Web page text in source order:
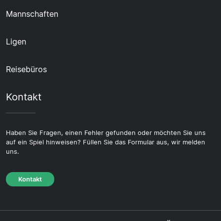
Mannschaften
Ligen
Reisebüros
Kontakt
Haben Sie Fragen, einen Fehler gefunden oder möchten Sie uns
auf ein Spiel hinweisen? Füllen Sie das Formular aus, wir melden
uns.
Kontakt